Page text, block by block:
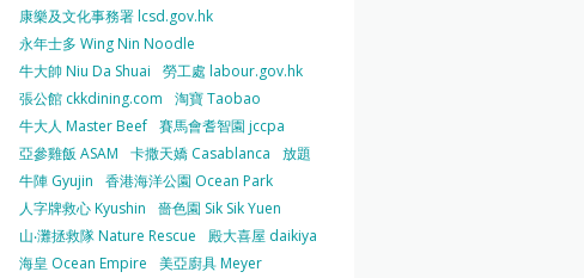
康樂及文化事務署 lcsd.gov.hk
永年士多 Wing Nin Noodle
牛大帥 Niu Da Shuai
勞工處 labour.gov.hk
張公館 ckkdining.com
淘寶 Taobao
牛大人 Master Beef 賽馬會耆智園 jccpa
亞參雞飯 ASAM
卡撒天嬌 Casablanca
放題
牛陣 Gyujin
香港海洋公園 Ocean Park
人字牌救心 Kyushin
嗇色園 Sik Sik Yuen
山‧灘拯救隊 Nature Rescue
殿大喜屋 daikiya
海皇 Ocean Empire
美亞廚具 Meyer